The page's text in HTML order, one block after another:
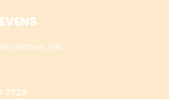
39b
7729